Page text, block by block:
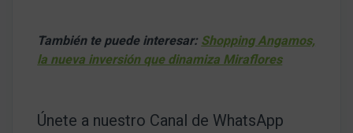
También te puede interesar: Shopping Angamos,
la nueva inversión que dinamiza Miraflores
Únete a nuestro Canal de WhatsApp